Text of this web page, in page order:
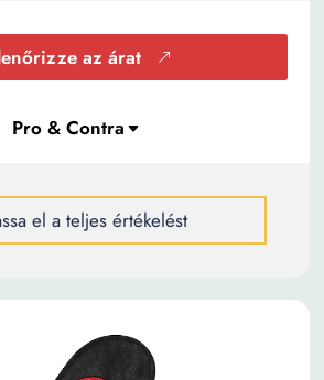
az árat
el a teljes értékelést